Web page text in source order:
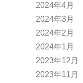
2024年4月
2024年3月
2024年2月
2024年1月
2023年12月
2023年11月